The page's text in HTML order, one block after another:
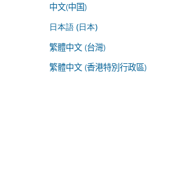
中文(中国)
日本語 (日本)
繁體中文 (台灣)
繁體中文 (香港特別行政區)